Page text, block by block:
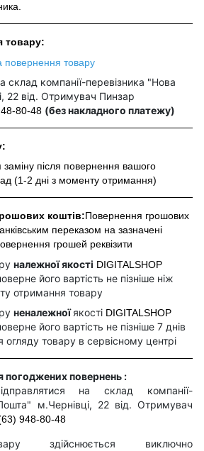
товару:
повернення товару
склад компанії-перевізника "Нова
22 від. Отримувач Пинзар
80-48 (без накладного платежу)
після повернення вашого
(1-2 дні з моменту отримання)
коштів:Повернення грошових
переказом на зазначені
грошей реквізити
належної якості DIGITALSHOP
його вартість не пізніше ніж
отримання товару
неналежноїякості DIGITALSHOP
його вартість не пізніше 7 днів
огляду товару в сервісному центрі
погоджених повернень :
на склад компанії-
м.Чернівці, 22 від. Отримувач
948-80-48
здійснюється виключно